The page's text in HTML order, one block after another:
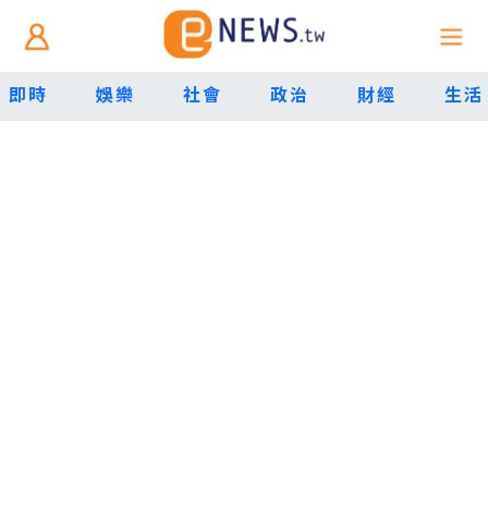
即時 娛樂 社會 政治 財經 生活